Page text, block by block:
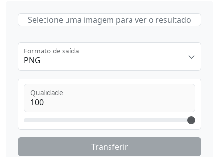
Selecione uma imagem para ver o resultado
PNG
Formato de saída
Qualidade
Transferir